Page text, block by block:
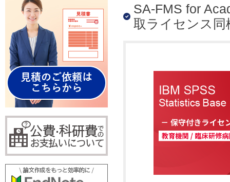
SA-FMS for
取ライセンス同